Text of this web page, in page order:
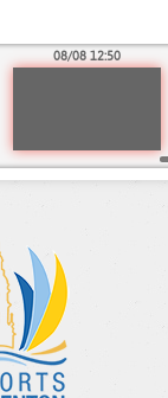
08/08 12:50